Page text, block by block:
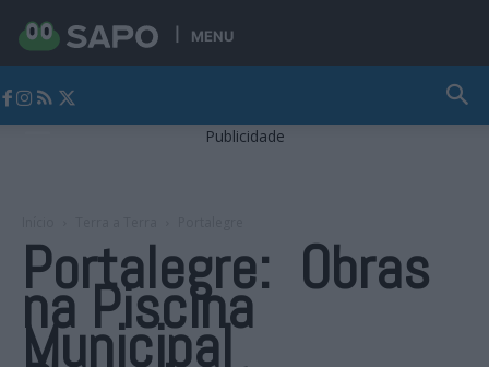
MENU
Publicidade
Portalegre: Obras
na Piscina
Municipal